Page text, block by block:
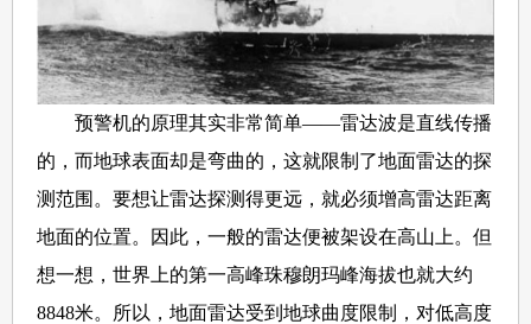
预警机的原理其实非常简单——雷达波是直线传播
的，而地球表面却是弯曲的，这就限制了地面雷达的探
测范围。要想让雷达探测得更远，就必须增高雷达距离
地面的位置。因此，一般的雷达便被架设在高山上。但
想一想，世界上的第一高峰珠穆朗玛峰海拔也就大约
8848米。所以，地面雷达受到地球曲度限制，对低高度